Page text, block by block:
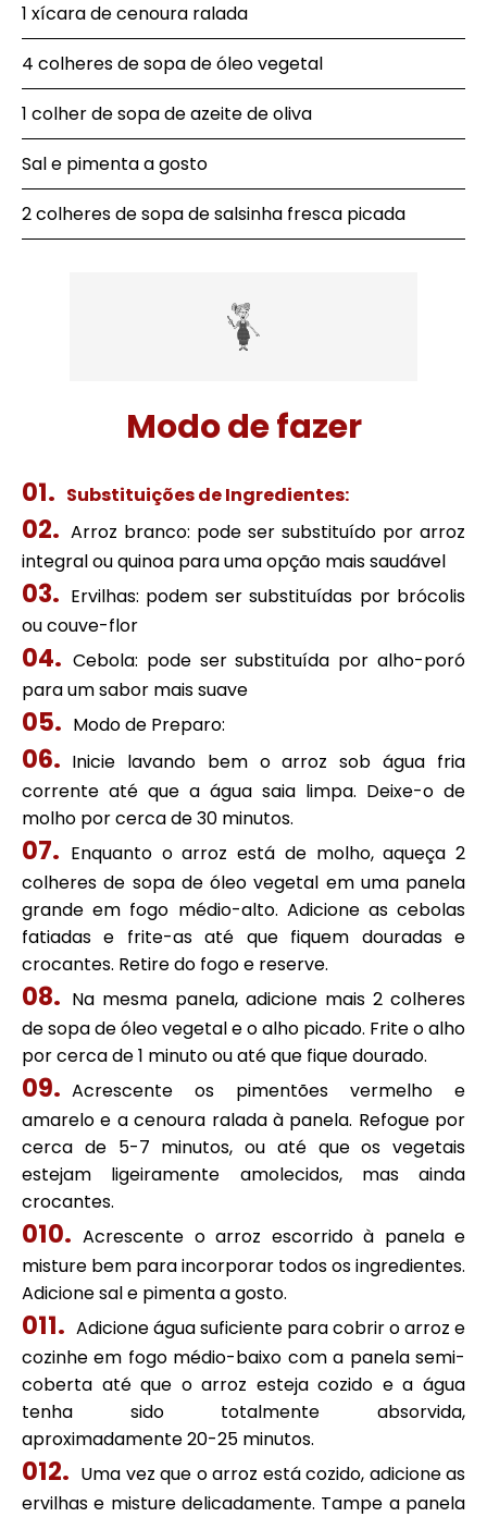
1 xícara de cenoura ralada
4 colheres de sopa de óleo vegetal
1 colher de sopa de azeite de oliva
Sal e pimenta a gosto
2 colheres de sopa de salsinha fresca picada
Modo de fazer
Substituições de Ingredientes:
Arroz branco: pode ser substituído por arroz
integral ou quinoa para uma opção mais saudável
Ervilhas: podem ser substituídas por brócolis
ou couve-flor
Cebola: pode ser substituída por alho-poró
para um sabor mais suave
Modo de Preparo:
Inicie lavando bem o arroz sob água fria
corrente até que a água saia limpa. Deixe-o de
molho por cerca de 30 minutos.
Enquanto o arroz está de molho, aqueça 2
colheres de sopa de óleo vegetal em uma panela
grande em fogo médio-alto. Adicione as cebolas
fatiadas e frite-as até que fiquem douradas e
crocantes. Retire do fogo e reserve.
Na mesma panela, adicione mais 2 colheres
de sopa de óleo vegetal e o alho picado. Frite o alho
por cerca de 1 minuto ou até que fique dourado.
Acrescente os pimentões vermelho e
amarelo e a cenoura ralada à panela. Refogue por
cerca de 5-7 minutos, ou até que os vegetais
estejam ligeiramente amolecidos, mas ainda
crocantes.
Acrescente o arroz escorrido à panela e
misture bem para incorporar todos os ingredientes.
Adicione sal e pimenta a gosto.
Adicione água suficiente para cobrir o arroz e
cozinhe em fogo médio-baixo com a panela semi-
coberta até que o arroz esteja cozido e a água
tenha sido totalmente absorvida,
aproximadamente 20-25 minutos.
Uma vez que o arroz está cozido, adicione as
ervilhas e misture delicadamente. Tampe a panela